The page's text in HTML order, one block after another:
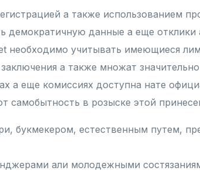
а также использованием
демократичную данные а еще отклики
необходимо учитывать имеющиеся
а также множат
а еще комиссиях доступна нате
самобытность в розыске этой
букмекером, естественным путем,
али молодежными